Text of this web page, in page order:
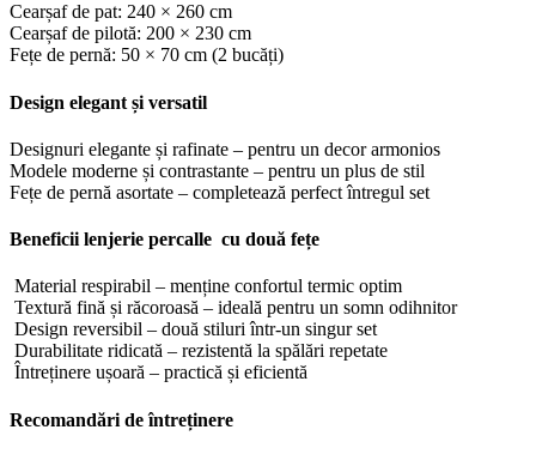
Cearșaf de pat: 240 × 260 cm
Cearșaf de pilotă: 200 × 230 cm
Fețe de pernă: 50 × 70 cm (2 bucăți)
Design elegant și versatil
Designuri elegante și rafinate – pentru un decor armonios
Modele moderne și contrastante – pentru un plus de stil
Fețe de pernă asortate – completează perfect întregul set
Beneficii lenjerie percalle cu două fețe
Material respirabil – menține confortul termic optim
Textură fină și răcoroasă – ideală pentru un somn odihnitor
Design reversibil – două stiluri într-un singur set
Durabilitate ridicată – rezistentă la spălări repetate
Întreținere ușoară – practică și eficientă
Recomandări de întreținere